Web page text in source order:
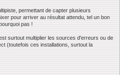
permettant de capter plusieurs
pour arriver au résultat attendu, tel un bon
pas !
surtout multiplier les sources d'erreurs ou de
(toutefois ces installations, surtout la